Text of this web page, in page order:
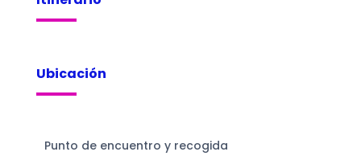
Ubicación
Punto de encuentro y recogida